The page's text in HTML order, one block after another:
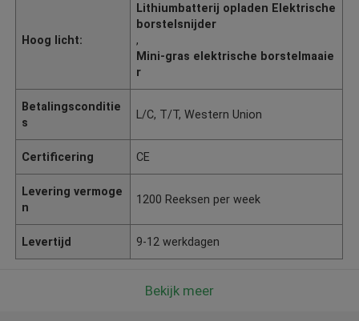
Hoog licht:
Lithiumbatterij opladen Elektrische
borstelsnijder
,
Mini-gras elektrische borstelmaaie
r
Betalingsconditie
s
L/C, T/T, Western Union
Certificering CE
Levering vermoge
n
1200 Reeksen per week
Levertijd 9-12 werkdagen
Bekijk meer